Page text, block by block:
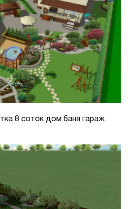
8 соток дом баня гараж